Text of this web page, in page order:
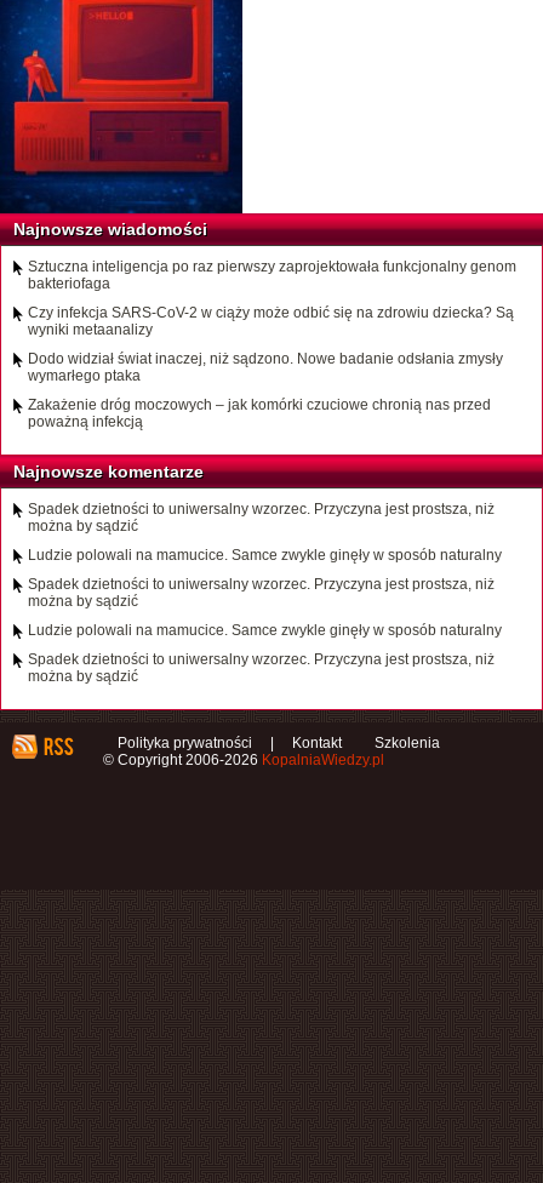
Najnowsze wiadomości
Sztuczna inteligencja po raz pierwszy zaprojektowała funkcjonalny genom
bakteriofaga
Czy infekcja SARS-CoV-2 w ciąży może odbić się na zdrowiu dziecka? Są
wyniki metaanalizy
Dodo widział świat inaczej, niż sądzono. Nowe badanie odsłania zmysły
wymarłego ptaka
Zakażenie dróg moczowych – jak komórki czuciowe chronią nas przed
poważną infekcją
Najnowsze komentarze
Spadek dzietności to uniwersalny wzorzec. Przyczyna jest prostsza, niż
można by sądzić
Ludzie polowali na mamucice. Samce zwykle ginęły w sposób naturalny
Spadek dzietności to uniwersalny wzorzec. Przyczyna jest prostsza, niż
można by sądzić
Ludzie polowali na mamucice. Samce zwykle ginęły w sposób naturalny
Spadek dzietności to uniwersalny wzorzec. Przyczyna jest prostsza, niż
można by sądzić
Polityka prywatności Kontakt
Szkolenia
© Copyright 2006-2026 KopalniaWiedzy.pl